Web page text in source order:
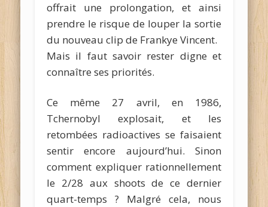
offrait une prolongation, et ainsi
prendre le risque de louper la sortie
du nouveau clip de Frankye Vincent.
Mais il faut savoir rester digne et
connaître ses priorités.
Ce même 27 avril, en 1986,
Tchernobyl explosait, et les
retombées radioactives se faisaient
sentir encore aujourd’hui. Sinon
comment expliquer rationnellement
le 2/28 aux shoots de ce dernier
quart-temps ? Malgré cela, nous